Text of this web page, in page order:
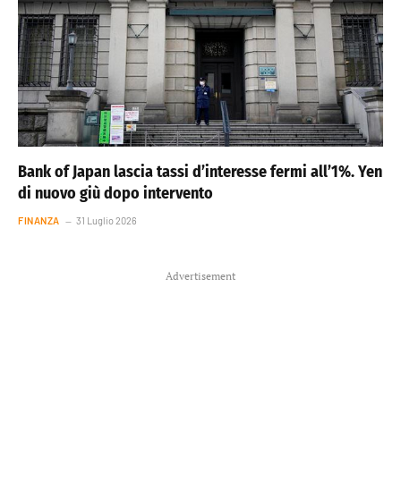
Bank of Japan lascia tassi d’interesse fermi all’1%. Yen
di nuovo giù dopo intervento
FINANZA 31 Luglio 2026
Advertisement